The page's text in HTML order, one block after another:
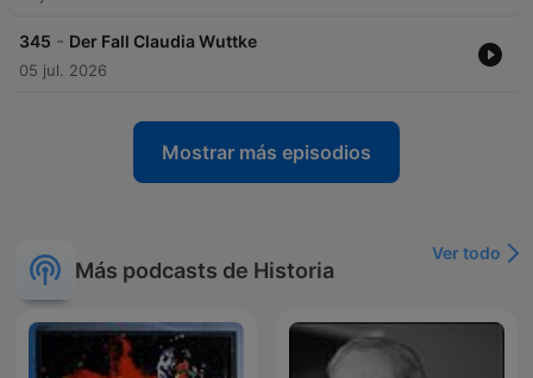
345 - Der Fall Claudia Wuttke
05 jul. 2026
Mostrar más episodios
Más podcasts de Historia
Ver todo